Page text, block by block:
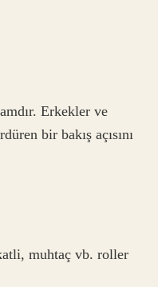
Erkekler ve
bir bakış açısını
muhtaç vb. roller